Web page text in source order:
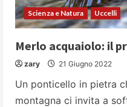
Scienza e Natura Uccelli
Merlo acquaiolo: il
zary 21 Giugno 2022
Un ponticello in pietra
montagna ci invita a